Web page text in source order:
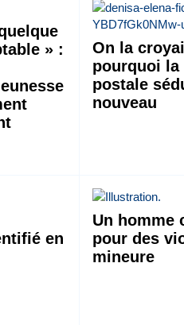
» :
On la
pourquoi la
postale
nouveau
en
Un homme
pour des
mineure